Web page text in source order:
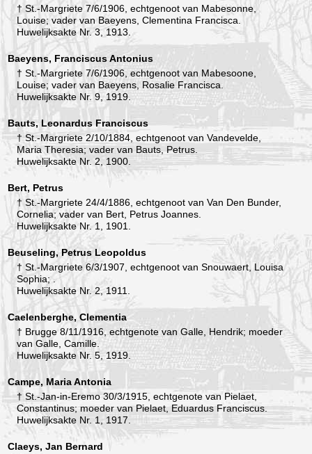
† St.-Margriete 7/6/1906, echtgenoot van Mabesonne,
Louise; vader van Baeyens, Clementina Francisca.
Huwelijksakte Nr. 3, 1913.
Baeyens, Franciscus Antonius
† St.-Margriete 7/6/1906, echtgenoot van Mabesoone,
Louise; vader van Baeyens, Rosalie Francisca.
Huwelijksakte Nr. 9, 1919.
Bauts, Leonardus Franciscus
† St.-Margriete 2/10/1884, echtgenoot van Vandevelde,
Maria Theresia; vader van Bauts, Petrus.
Huwelijksakte Nr. 2, 1900.
Bert, Petrus
† St.-Margriete 24/4/1886, echtgenoot van Van Den Bunder,
Cornelia; vader van Bert, Petrus Joannes.
Huwelijksakte Nr. 1, 1901.
Beuseling, Petrus Leopoldus
† St.-Margriete 6/3/1907, echtgenoot van Snouwaert, Louisa
Sophia; .
Huwelijksakte Nr. 2, 1911.
Caelenberghe, Clementia
† Brugge 8/11/1916, echtgenote van Galle, Hendrik; moeder
van Galle, Camille.
Huwelijksakte Nr. 5, 1919.
Campe, Maria Antonia
† St.-Jan-in-Eremo 30/3/1915, echtgenote van Pielaet,
Constantinus; moeder van Pielaet, Eduardus Franciscus.
Huwelijksakte Nr. 1, 1917.
Claeys, Jan Bernard